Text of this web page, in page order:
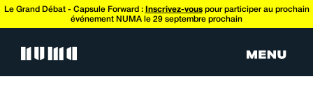
Le Grand Débat - Capsule Forward : Inscrivez-vouspour participer au prochain
événement NUMA le 29 septembre prochain